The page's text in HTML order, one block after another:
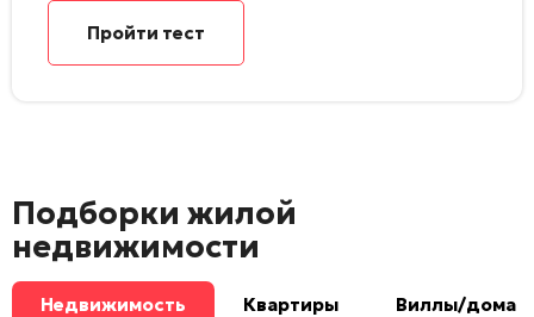
Пройти тест
Подборки жилой
недвижимости
Недвижимость Квартиры Виллы/дома